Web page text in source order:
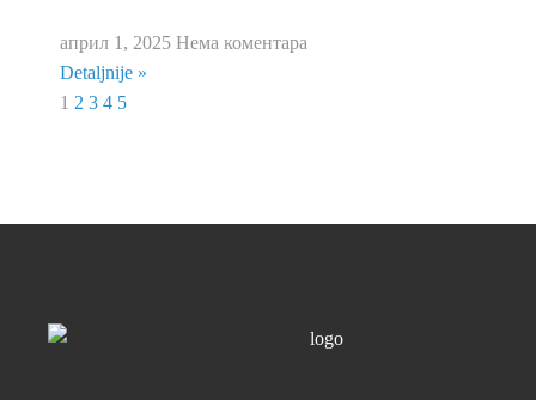
април 1, 2025Нема коментара
Detaljnije »
1 2 3 4 5